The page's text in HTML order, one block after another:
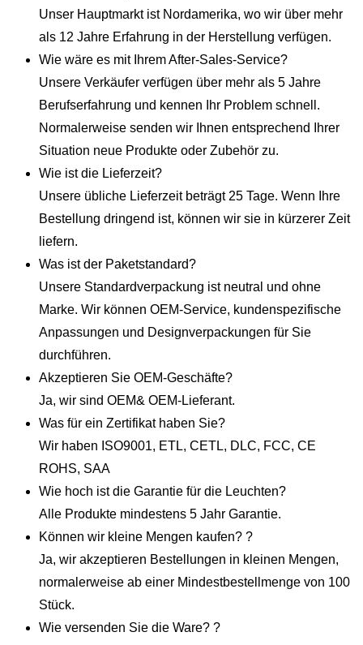
Unser Hauptmarkt ist Nordamerika, wo wir über mehr
als 12 Jahre Erfahrung in der Herstellung verfügen.
Wie wäre es mit Ihrem After-Sales-Service?
Unsere Verkäufer verfügen über mehr als 5 Jahre
Berufserfahrung und kennen Ihr Problem schnell.
Normalerweise senden wir Ihnen entsprechend Ihrer
Situation neue Produkte oder Zubehör zu.
Wie ist die Lieferzeit?
Unsere übliche Lieferzeit beträgt 25 Tage. Wenn Ihre
Bestellung dringend ist, können wir sie in kürzerer Zeit
liefern.
Was ist der Paketstandard?
Unsere Standardverpackung ist neutral und ohne
Marke. Wir können OEM-Service, kundenspezifische
Anpassungen und Designverpackungen für Sie
durchführen.
Akzeptieren Sie OEM-Geschäfte?
Ja, wir sind OEM& OEM-Lieferant.
Was für ein Zertifikat haben Sie?
Wir haben ISO9001, ETL, CETL, DLC, FCC, CE
ROHS, SAA
Wie hoch ist die Garantie für die Leuchten?
Alle Produkte mindestens 5 Jahr Garantie.
Können wir kleine Mengen kaufen? ?
Ja, wir akzeptieren Bestellungen in kleinen Mengen,
normalerweise ab einer Mindestbestellmenge von 100
Stück.
Wie versenden Sie die Ware? ?